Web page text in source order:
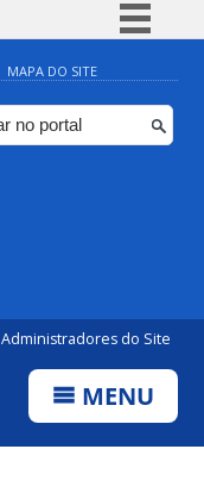
Simplifique!
Comunica BR
Participe
MAPA DO SITE
Administradores do Site
MENU